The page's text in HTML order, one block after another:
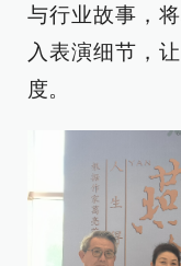
与行业故事，
入表演细节，
度。